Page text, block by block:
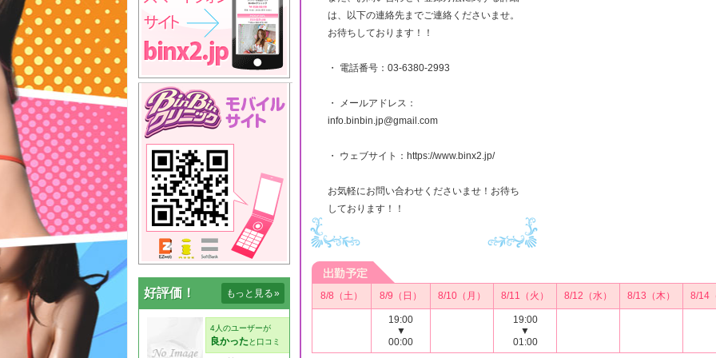
好評価！ もっと見る»
は、以下の連絡先までご連絡くださいませ。
お待ちしております！！
・ 電話番号：03-6380-2993
・ メールアドレス：
info.binbin.jp@gmail.com
・ ウェブサイト：https://www.binx2.jp/
お気軽にお問い合わせくださいませ！お待ち
しております！！
8/8（土） 8/9（日） 8/10（月） 8/11（火） 8/12（水） 8/13（木） 8/14
19:00
▼
00:00
19:00
▼
01:00